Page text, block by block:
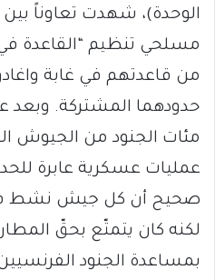
الوحدة)، شهدت تعاوناً بين
مسلحي تنظيم “القاعدة في
من قاعدتهم في غابة
حدودهما المشتركة. وبعد
مئات الجنود من الجيوش
صحيح أن كل جيش نشط في
لكنه كان يتمتّع بحقّ
بمساعدة الجنود